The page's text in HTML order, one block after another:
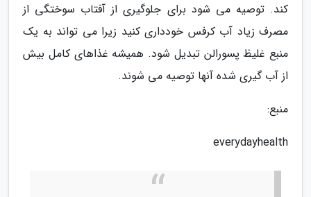
کند. توصیه می شود برای جلوگیری از آفتاب سوختگی از
مصرف زیاد آب کرفس خودداری کنید زیرا می تواند به یک
منبع غلیظ پسورالن تبدیل شود. همیشه غذاهای کامل بیش
از آب گیری شده آنها توصیه می شوند.
منبع:
everydayhealth